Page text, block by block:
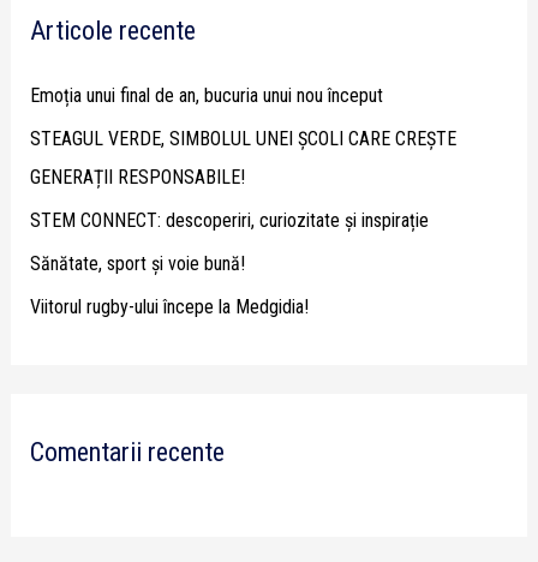
c
o
r
:
Articole recente
Emoția unui final de an, bucuria unui nou început
STEAGUL VERDE, SIMBOLUL UNEI ȘCOLI CARE CREȘTE
GENERAȚII RESPONSABILE!
STEM CONNECT: descoperiri, curiozitate și inspirație
Sănătate, sport și voie bună!
Viitorul rugby-ului începe la Medgidia!
Comentarii recente